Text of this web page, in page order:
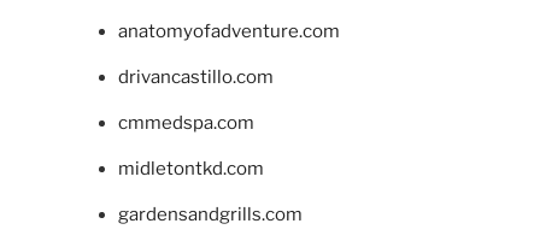
anatomyofadventure.com
drivancastillo.com
cmmedspa.com
midletontkd.com
gardensandgrills.com